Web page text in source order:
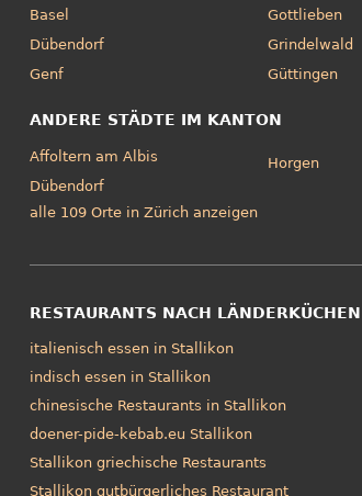
Basel
Dübendorf
Genf
Gottlieben
Grindelwald
Güttingen
ANDERE STÄDTE IM KANTON
Affoltern am Albis
Dübendorf
Horgen
alle 109 Orte in Zürich anzeigen
RESTAURANTS NACH LÄNDERKÜCHEN
italienisch essen in Stallikon
indisch essen in Stallikon
chinesische Restaurants in Stallikon
doener-pide-kebab.eu Stallikon
Stallikon griechische Restaurants
Stallikon gutbürgerliches Restaurant